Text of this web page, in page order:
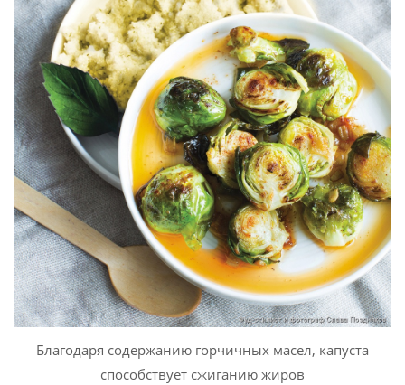
Благодаря содержанию горчичных масел, капуста
способствует сжиганию жиров